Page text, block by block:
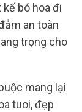
bó hoa đi
an toàn
trọng cho
mang lại
tuoi, đẹp